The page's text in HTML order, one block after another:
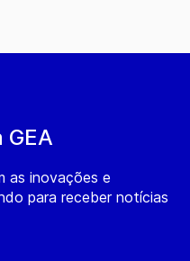
as inovações e
para receber notícias